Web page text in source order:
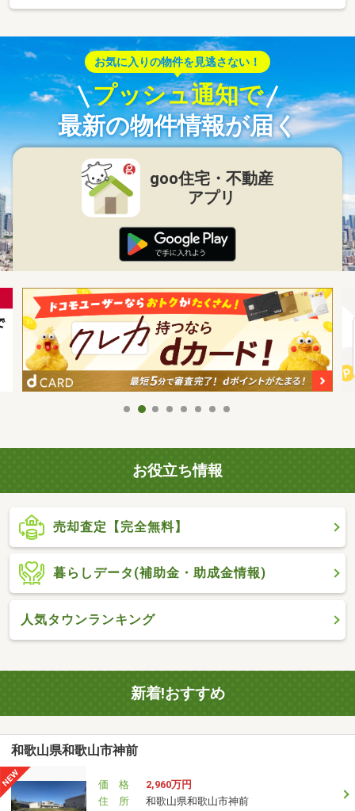
お気に入りの物件を見逃さない！
プッシュ通知で
最新の物件情報が届く
goo住宅・不動産
アプリ
お役立ち情報
売却査定【完全無料】
暮らしデータ(補助金・助成金情報)
人気タウンランキング
新着!おすすめ
和歌山県和歌山市神前
価 格
2,960万円
住 所
和歌山県和歌山市神前